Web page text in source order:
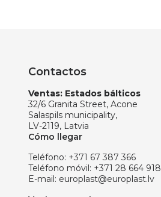
Contactos
Ventas: Estados bálticos
32/6 Granita Street, Acone
Salaspils municipality,
LV-2119, Latvia
Cómo llegar
Teléfono: +371 67 387 366
Teléfono móvil: +371 28 664 918
E-mail: europlast@europlast.lv